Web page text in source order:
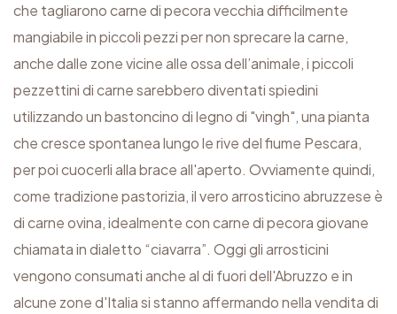
c
o
q
u
a
n
t
i
t
à
che tagliarono carne di pecora vecchia difficilmente
mangiabile in piccoli pezzi per non sprecare la carne,
anche dalle zone vicine alle ossa dell’animale, i piccoli
pezzettini di carne sarebbero diventati spiedini
utilizzando un bastoncino di legno di "vingh", una pianta
che cresce spontanea lungo le rive del fiume Pescara,
per poi cuocerli alla brace all'aperto. Ovviamente quindi,
come tradizione pastorizia, il vero arrosticino abruzzese è
di carne ovina, idealmente con carne di pecora giovane
chiamata in dialetto “ciavarra”. Oggi gli arrosticini
vengono consumati anche al di fuori dell'Abruzzo e in
alcune zone d'Italia si stanno affermando nella vendita di